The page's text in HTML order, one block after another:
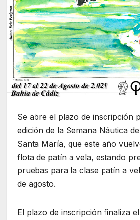
Se abre el plazo de inscripción
edición de la Semana Náutica
Santa María, que este año
flota de patín a vela, estando
pruebas para la clase patín a
de agosto.
El plazo de inscripción finaliza